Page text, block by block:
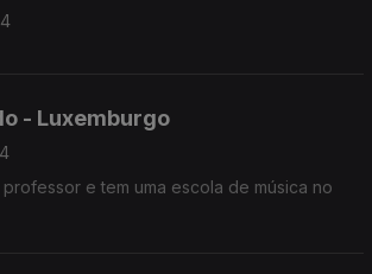
- Luxemburgo
e tem uma escola de música no